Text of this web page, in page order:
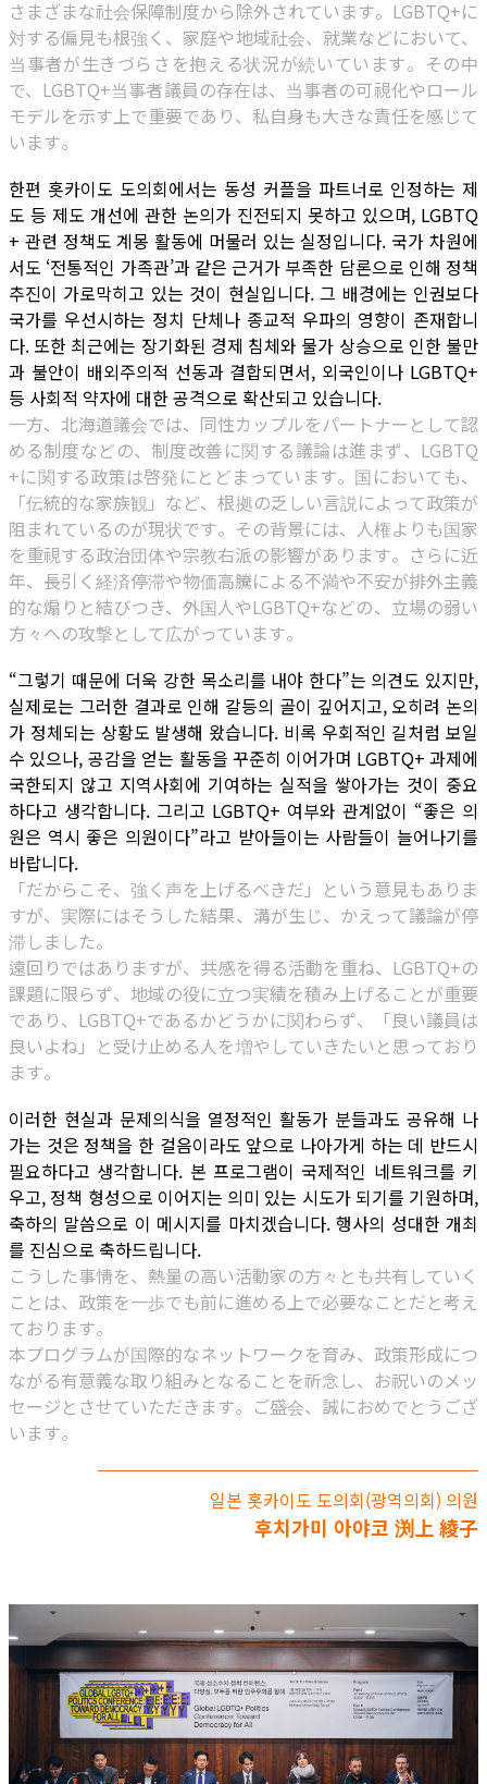
さまざまな社会保障制度から除外されています。LGBTQ+に
対する偏見も根強く、家庭や地域社会、就業などにおいて、
当事者が生きづらさを抱える状況が続いています。その中
で、LGBTQ+当事者議員の存在は、当事者の可視化やロール
モデルを示す上で重要であり、私自身も大きな責任を感じて
います。
한편 홋카이도 도의회에서는 동성 커플을 파트너로 인정하는 제
도 등 제도 개선에 관한 논의가 진전되지 못하고 있으며, LGBTQ
+ 관련 정책도 계몽 활동에 머물러 있는 실정입니다. 국가 차원에
서도 ‘전통적인 가족관’과 같은 근거가 부족한 담론으로 인해 정책
추진이 가로막히고 있는 것이 현실입니다. 그 배경에는 인권보다
국가를 우선시하는 정치 단체나 종교적 우파의 영향이 존재합니
다. 또한 최근에는 장기화된 경제 침체와 물가 상승으로 인한 불만
과 불안이 배외주의적 선동과 결합되면서, 외국인이나 LGBTQ+
등 사회적 약자에 대한 공격으로 확산되고 있습니다.
一方、北海道議会では、同性カップルをパートナーとして認
める制度などの、制度改善に関する議論は進まず、LGBTQ
+に関する政策は啓発にとどまっています。国においても、
「伝統的な家族観」など、根拠の乏しい言説によって政策が
阻まれているのが現状です。その背景には、人権よりも国家
を重視する政治団体や宗教右派の影響があります。さらに近
年、長引く経済停滞や物価高騰による不満や不安が排外主義
的な煽りと結びつき、外国人やLGBTQ+などの、立場の弱い
方々への攻撃として広がっています。
“그렇기 때문에 더욱 강한 목소리를 내야 한다”는 의견도 있지만,
실제로는 그러한 결과로 인해 갈등의 골이 깊어지고, 오히려 논의
가 정체되는 상황도 발생해 왔습니다. 비록 우회적인 길처럼 보일
수 있으나, 공감을 얻는 활동을 꾸준히 이어가며 LGBTQ+ 과제에
국한되지 않고 지역사회에 기여하는 실적을 쌓아가는 것이 중요
하다고 생각합니다. 그리고 LGBTQ+ 여부와 관계없이 “좋은 의
원은 역시 좋은 의원이다”라고 받아들이는 사람들이 늘어나기를
바랍니다.
「だからこそ、強く声を上げるべきだ」という意見もありま
すが、実際にはそうした結果、溝が生じ、かえって議論が停
滞しました。
遠回りではありますが、共感を得る活動を重ね、LGBTQ+の
課題に限らず、地域の役に立つ実績を積み上げることが重要
であり、LGBTQ+であるかどうかに関わらず、「良い議員は
良いよね」と受け止める人を増やしていきたいと思っており
ます。
이러한 현실과 문제의식을 열정적인 활동가 분들과도 공유해 나
가는 것은 정책을 한 걸음이라도 앞으로 나아가게 하는 데 반드시
필요하다고 생각합니다. 본 프로그램이 국제적인 네트워크를 키
우고, 정책 형성으로 이어지는 의미 있는 시도가 되기를 기원하며,
축하의 말씀으로 이 메시지를 마치겠습니다. 행사의 성대한 개최
를 진심으로 축하드립니다.
こうした事情を、熱量の高い活動家の方々とも共有していく
ことは、政策を一歩でも前に進める上で必要なことだと考え
ております。
本プログラムが国際的なネットワークを育み、政策形成につ
ながる有意義な取り組みとなることを祈念し、お祝いのメッ
セージとさせていただきます。ご盛会、誠におめでとうござ
います。
일본 홋카이도 도의회(광역의회) 의원
후치가미 아야코 渕上 綾子